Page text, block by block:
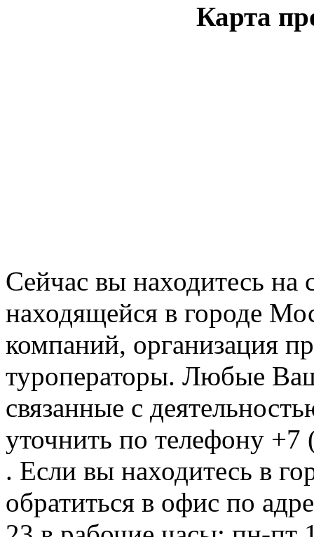
Карта
Сейчас вы находитесь на
находящейся в городе
компаний, организация
туроператоры. Любые
связанные с
уточнить по телефону
. Если вы находитесь в
обратиться в офис по